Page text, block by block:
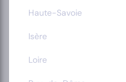
Haute-Savoie
Isère
Loire